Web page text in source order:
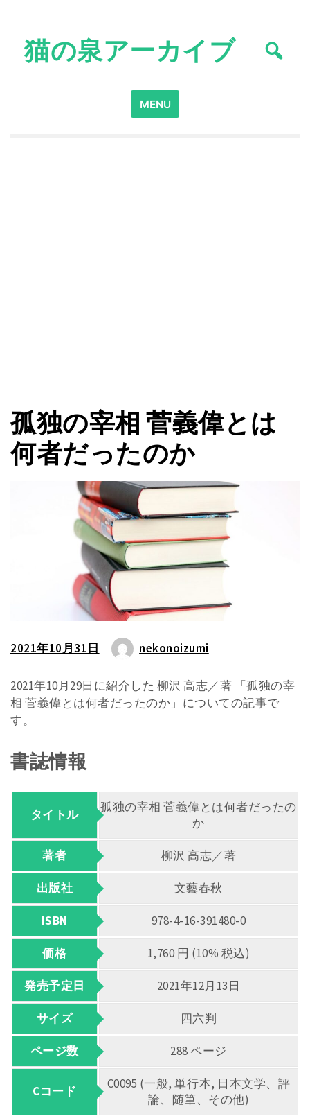
content猫の泉アーカイブ
Search
for:
MENU
孤独の宰相 菅義偉とは
何者だったのか
2021年10月31日 nekonoizumi
2021年10月29日に紹介した 柳沢 高志／著 「孤独の宰
相 菅義偉とは何者だったのか」についての記事で
す。
書誌情報
タイトル
孤独の宰相 菅義偉とは何者だったの
か
著者 柳沢 高志／著
出版社 文藝春秋
ISBN 978-4-16-391480-0
価格 1,760 円 (10% 税込)
発売予定日 2021年12月13日
サイズ 四六判
ページ数 288 ページ
Cコード
C0095 (一般, 単行本, 日本文学、評
論、随筆、その他)